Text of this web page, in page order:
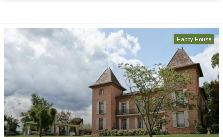
Happy House